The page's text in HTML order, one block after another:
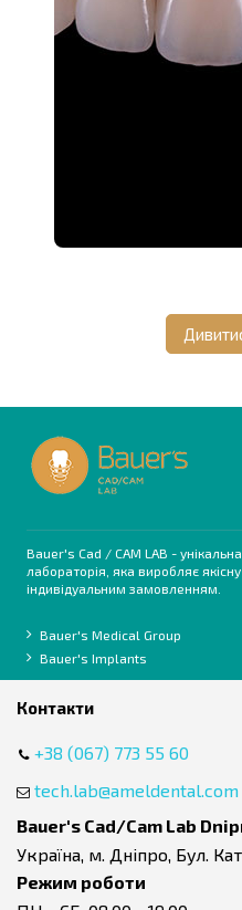
Над виконанням
досвідчений
профільними
ортодонтами), зі
Індивідуальний підхід.
Мінімальний термін
надаються.
Гарантія на готові
Вигідні ціни.
Повний список і вартість
прайсі.
Bauer's Cad / CAM LAB -
лабораторія, яка виробляє
індивідуальним замовленням.
Bauer's Medical Group
Bauer's Implants
Контакти
+38 (067) 773 55 60
tech.lab@ameldental.com
Bauer's Cad/Cam Lab
Україна, м. Дніпро, Бул.
Режим роботи